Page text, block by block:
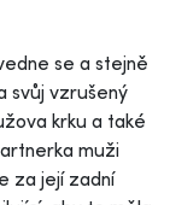
se a stejně
svůj vzrušený
krku a také
muži
za její zadní